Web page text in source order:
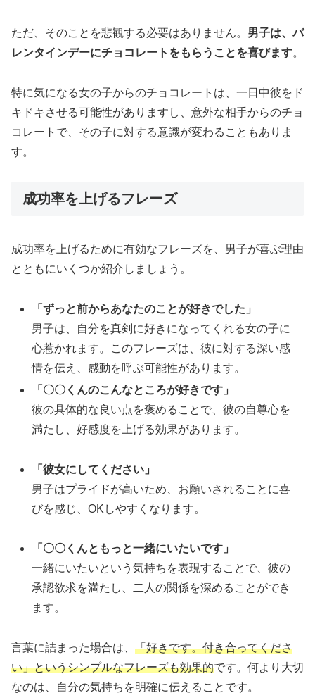
ただ、そのことを悲観する必要はありません。 男子は、バ
レンタインデーにチョコレートをもらうことを喜びます。
特に気になる女の子からのチョコレートは、一日中彼をド
キドキさせる可能性がありますし、意外な相手からのチョ
コレートで、その子に対する意識が変わることもありま
す。
成功率を上げるフレーズ
成功率を上げるために有効なフレーズを、男子が喜ぶ理由
とともにいくつか紹介しましょう。
「ずっと前からあなたのことが好きでした」
男子は、自分を真剣に好きになってくれる女の子に
心惹かれます。このフレーズは、彼に対する深い感
情を伝え、感動を呼ぶ可能性があります。
「〇〇くんのこんなところが好きです」
彼の具体的な良い点を褒めることで、彼の自尊心を
満たし、好感度を上げる効果があります。
「彼女にしてください」
男子はプライドが高いため、お願いされることに喜
びを感じ、OKしやすくなります。
「〇〇くんともっと一緒にいたいです」
一緒にいたいという気持ちを表現することで、彼の
承認欲求を満たし、二人の関係を深めることができ
ます。
言葉に詰まった場合は、 「好きです。付き合ってくださ
い」というシンプルなフレーズも効果的です。何より大切
なのは、自分の気持ちを明確に伝えることです。